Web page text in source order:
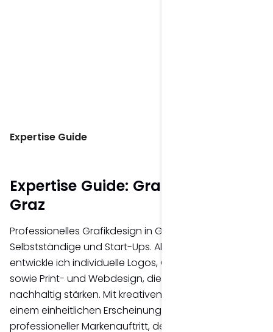
Expertise Guide
Expertise Guide: Grafikdesign
Graz
Professionelles Grafikdesign in Graz für Unternehmen,
Selbstständige und Start-Ups. Als Grafikdesigner
entwickle ich individuelle Logos, Corporate Designs
sowie Print- und Webdesign, die deine Marke
nachhaltig stärken. Mit kreativen Konzepten und
einem einheitlichen Erscheinungsbild entsteht ein
professioneller Markenauftritt, der Vertrauen schafft